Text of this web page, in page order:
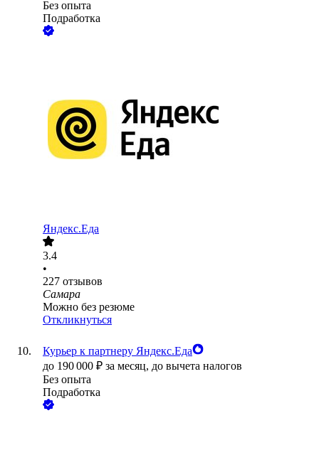
Без опыта
Подработка
Яндекс.Еда
3.4
•
227 отзывов
Самара
Можно без резюме
Откликнуться
Курьер к партнеру Яндекс.Еда
до 190 000 ₽ за месяц, до вычета налогов
Без опыта
Подработка